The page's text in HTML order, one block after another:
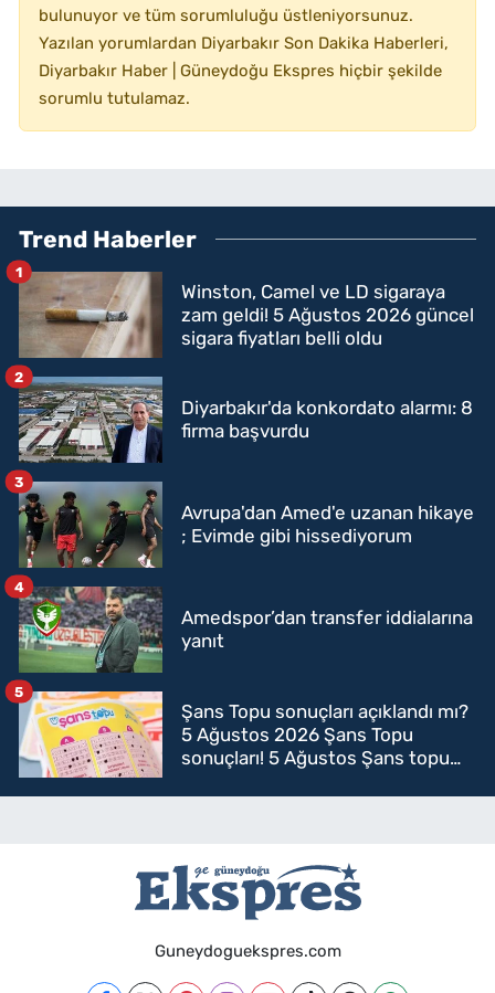
bulunuyor ve tüm sorumluluğu üstleniyorsunuz.
Yazılan yorumlardan Diyarbakır Son Dakika Haberleri,
Diyarbakır Haber | Güneydoğu Ekspres hiçbir şekilde
sorumlu tutulamaz.
Trend Haberler
Winston, Camel ve LD sigaraya
zam geldi! 5 Ağustos 2026 güncel
sigara fiyatları belli oldu
1
Diyarbakır'da konkordato alarmı: 8
firma başvurdu
2
Avrupa'dan Amed'e uzanan hikaye
; Evimde gibi hissediyorum
3
Amedspor’dan transfer iddialarına
yanıt
4
Şans Topu sonuçları açıklandı mı?
5 Ağustos 2026 Şans Topu
sonuçları! 5 Ağustos Şans topu
5
Guneydoguekspres.com